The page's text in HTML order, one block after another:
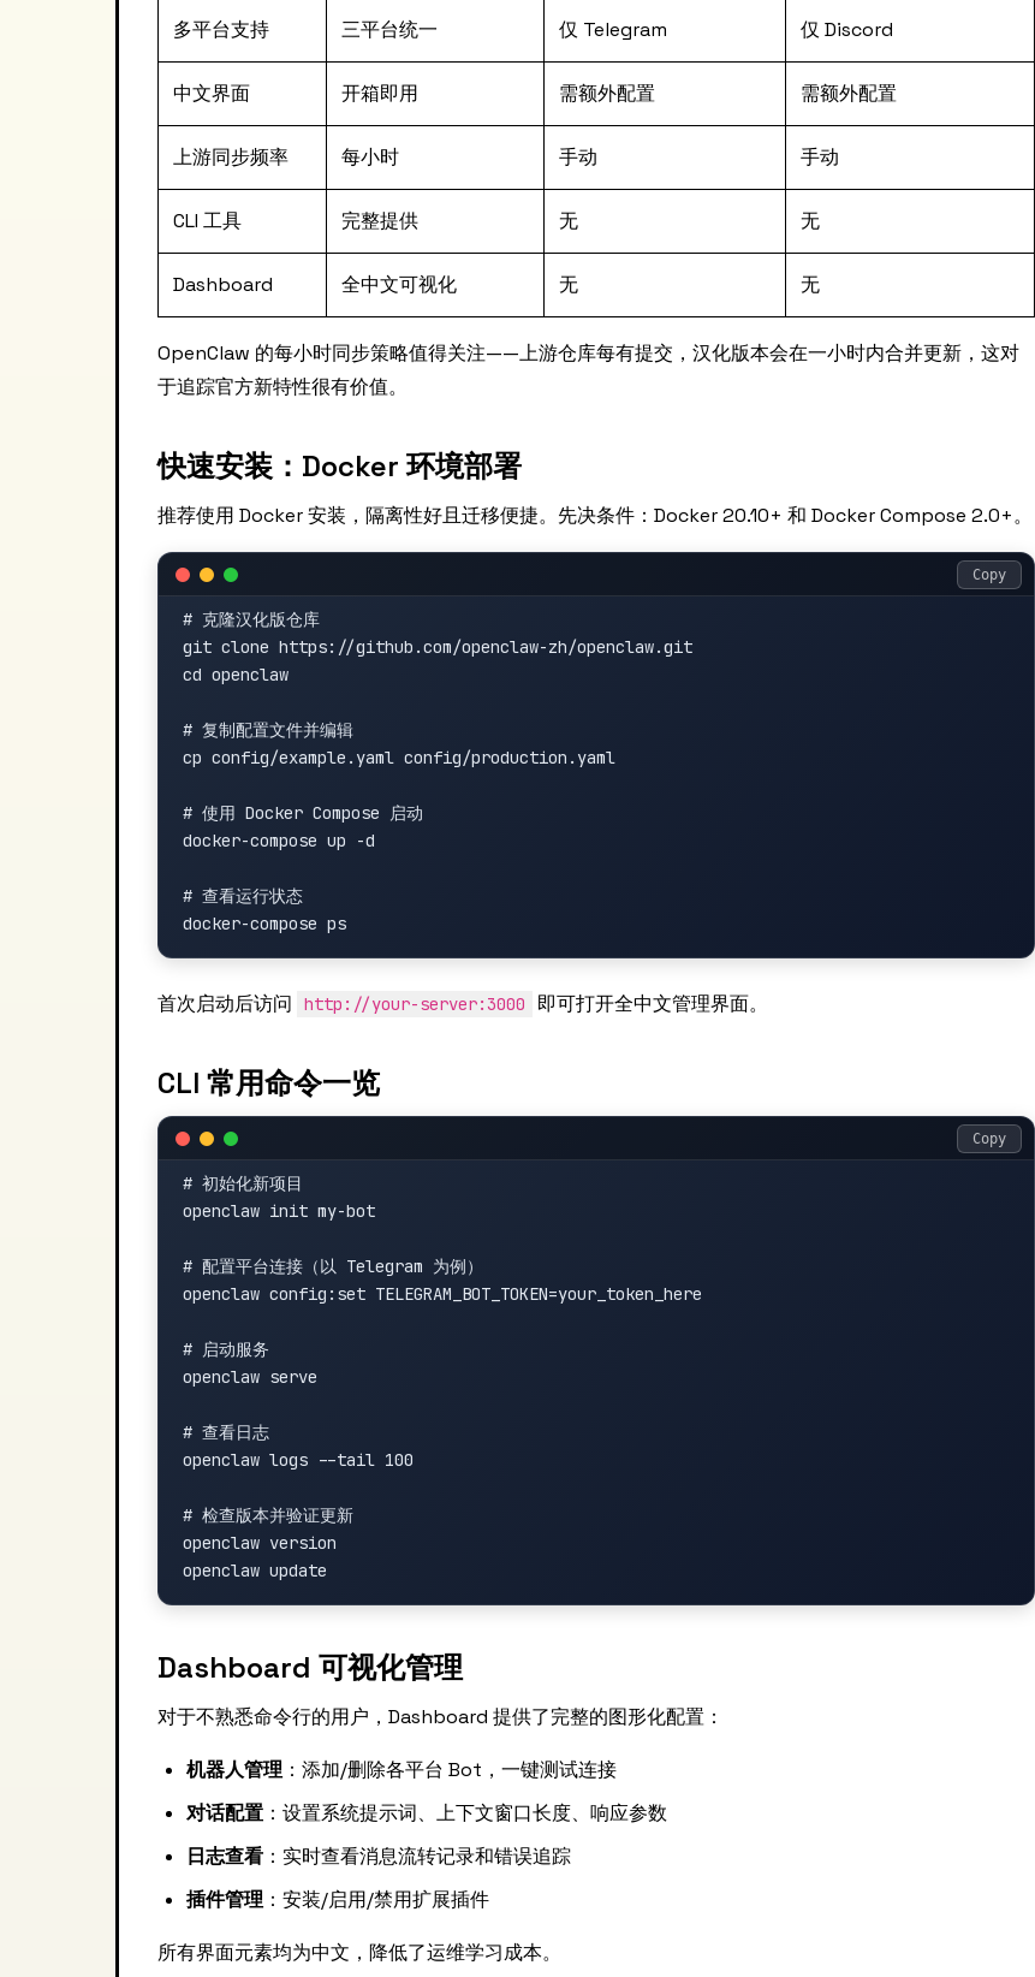
多平台支持 三平台统一 仅 Telegram 仅 Discord
中文界面 开箱即用 需额外配置 需额外配置
上游同步频率 每小时 手动 手动
CLI 工具 完整提供 无 无
Dashboard 全中文可视化 无 无
OpenClaw 的每小时同步策略值得关注——上游仓库每有提交，汉化版本会在一小时内合并更新，这对
于追踪官方新特性很有价值。
快速安装：Docker 环境部署
推荐使用 Docker 安装，隔离性好且迁移便捷。先决条件：Docker 20.10+ 和 Docker Compose 2.0+。
# 克隆汉化版仓库
git clone https://github.com/openclaw-zh/openclaw.git
cd openclaw
# 复制配置文件并编辑
cp config/example.yaml config/production.yaml
# 使用 Docker Compose 启动
docker-compose up -d
# 查看运行状态
Copy
首次启动后访问 http://your-server:3000 即可打开全中文管理界面。
CLI 常用命令一览
# 初始化新项目
openclaw init my-bot
# 配置平台连接（以 Telegram 为例）
openclaw config:set TELEGRAM_BOT_TOKEN=your_token_here
# 启动服务
openclaw serve
# 查看日志
openclaw logs --tail 100
# 检查版本并验证更新
openclaw version
Copy
Dashboard 可视化管理
对于不熟悉命令行的用户，Dashboard 提供了完整的图形化配置：
机器人管理 ：添加/删除各平台 Bot，一键测试连接
对话配置 ：设置系统提示词、上下文窗口长度、响应参数
日志查看 ：实时查看消息流转记录和错误追踪
插件管理 ：安装/启用/禁用扩展插件
所有界面元素均为中文，降低了运维学习成本。